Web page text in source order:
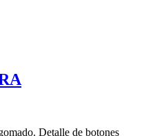
Detalle de botones